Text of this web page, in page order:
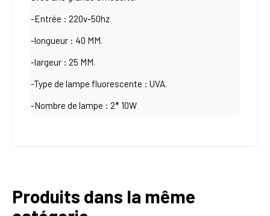
-Entrée : 220v-50hz
-longueur : 40 MM.
-largeur : 25 MM.
-Type de lampe fluorescente : UVA.
-Nombre de lampe : 2* 10W
Produits dans la même